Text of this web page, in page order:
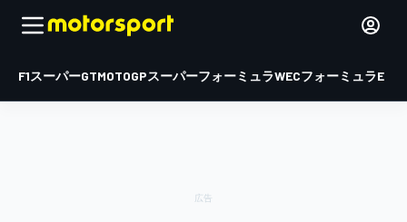
F1スーパーGTMOTOGPスーパーフォーミュラWECフォーミュラE